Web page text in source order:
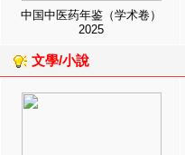
中国中医药年鉴（学术卷）
2025
文學/小說